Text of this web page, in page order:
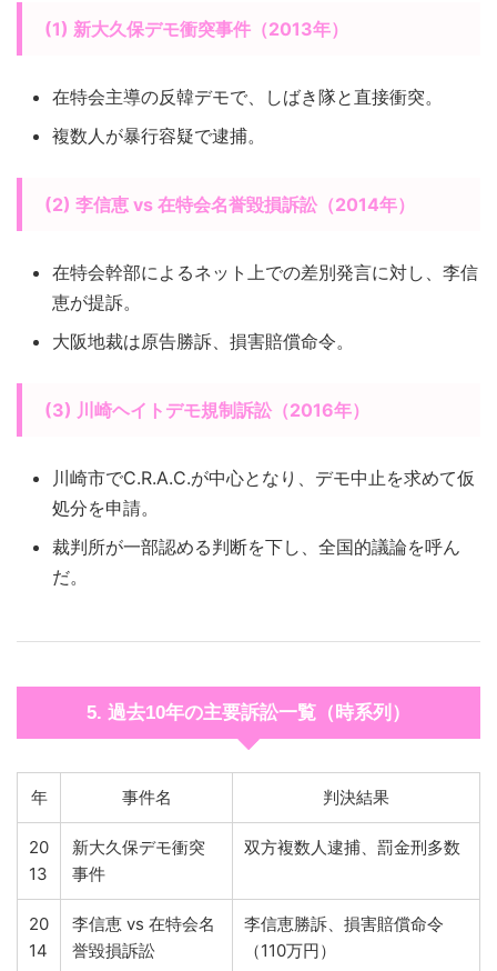
(1) 新大久保デモ衝突事件（2013年）
在特会主導の反韓デモで、しばき隊と直接衝突。
複数人が暴行容疑で逮捕。
(2) 李信恵 vs 在特会名誉毀損訴訟（2014年）
在特会幹部によるネット上での差別発言に対し、李信
恵が提訴。
大阪地裁は原告勝訴、損害賠償命令。
(3) 川崎ヘイトデモ規制訴訟（2016年）
川崎市でC.R.A.C.が中心となり、デモ中止を求めて仮
処分を申請。
裁判所が一部認める判断を下し、全国的議論を呼ん
だ。
5. 過去10年の主要訴訟一覧（時系列）
年 事件名 判決結果
20
13
新大久保デモ衝突
事件
双方複数人逮捕、罰金刑多数
20
14
李信恵 vs 在特会名
誉毀損訴訟
李信恵勝訴、損害賠償命令
（110万円）